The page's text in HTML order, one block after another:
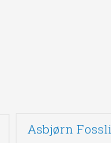
Asbjørn Fossli